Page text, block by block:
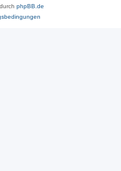
phpBB.de